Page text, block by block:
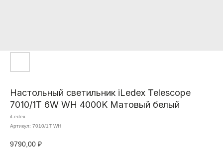
Настольный светильник iLedex Telescope
7010/1T 6W WH 4000K Матовый белый
iLedex
Артикул: 7010/1T WH
9790,00 ₽